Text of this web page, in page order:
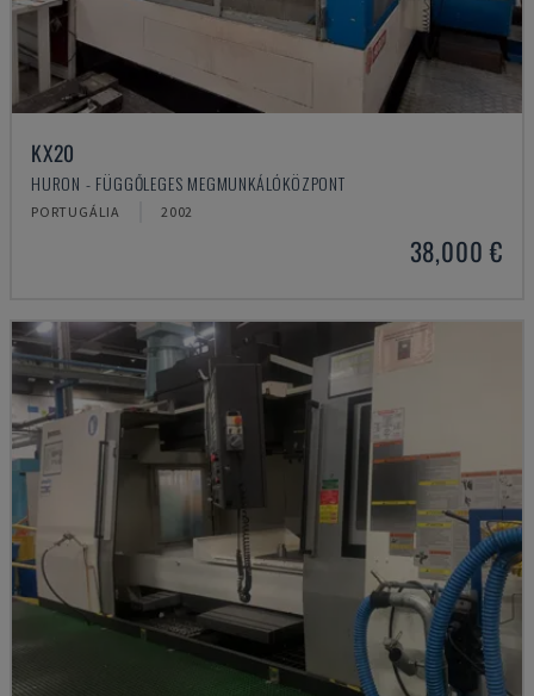
KX20
HURON - FÜGGŐLEGES MEGMUNKÁLÓKÖZPONT
PORTUGÁLIA 2002
38,000 €